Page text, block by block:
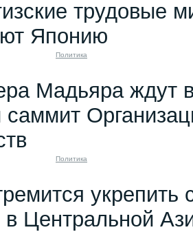
трудовые
Японию
Политика
Мадьяра ждут
саммит
Политика
укрепить
в Центральной